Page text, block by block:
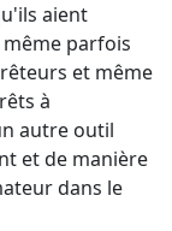
aient
parfois
et même
à
autre outil
et de manière
dans le